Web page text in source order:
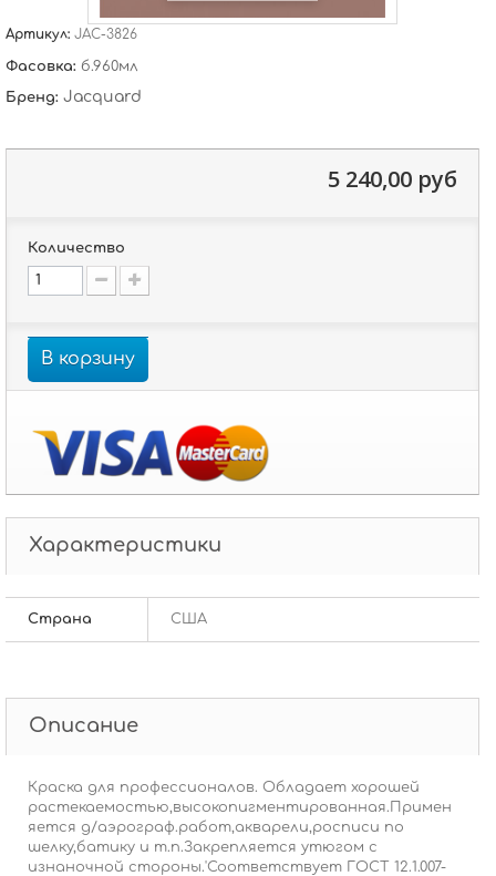
Артикул: JAC-3826
Фасовка: б.960мл
Бренд: Jacquard
5 240,00 руб
Количество
В корзину
Характеристики
Страна США
Описание
Краска для профессионалов. Обладает хорошей
растекаемостью,высокопигментированная.Примен
яется д/аэрограф.работ,акварели,росписи по
шелку,батику и т.п.Закрепляется утюгом с
изнаночной стороны.'Соответствует ГОСТ 12.1.007-